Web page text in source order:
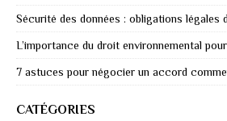
Sécurité des données : obligations légales
L’importance du droit environnemental
7 astuces pour négocier un accord
CATÉGORIES